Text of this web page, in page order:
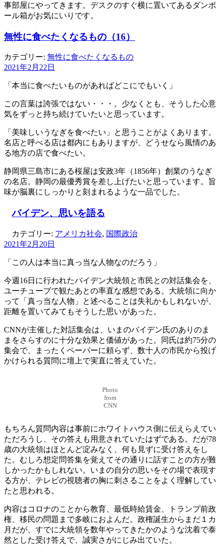
事部屋にやってきます。デスクのすぐ横に置いてあるダンボ
ール箱がお気にいりです。
無性に食べたくなるもの（16）
カテゴリー: 無性に食べたくなるもの
2021年2月22日
「本当に食べたいものがあればどこにでもいく」
この言葉は誇張ではない・・・。少なくとも、そうした心意
気をずっと持ち続けていたいと思っています。
「美味しいうなぎを食べたい」と思うことがよくあります。
名店と呼べる店は都内にもありますが、どうせなら風情のあ
る地方の店で食べたい。
静岡県三島市にある桜屋は安政3年（1856年）創業のうなぎ
の名店。静岡の最優秀賞を差し上げたいと思っています。旨
味が脳裏にしっかりと刻まれるような一品でした。
バイデン、思いを語る
カテゴリー: アメリカ社会, 国際政治
2021年2月20日
「この人は本当に真っ当な人物なのだろう」
今週16日に行われたバイデン大統領と市民との対話集会を、
ユーチューブで観たあとの率直な感想である。大統領に向か
って「真っ当な人物」と述べることは失礼かもしれないが、
距離を置いてみてもそうした思いがあった。
CNNが主催した対話集会は、いまのバイデン氏のありのま
まをさらすのに十分な効果と価値があった。同氏は約75分の
集会で、まったくペーパーに頼らず、数十人の市民から投げ
かけられる質問に壇上で実直に答えていた。
Photo
from
CNN
もちろん質問内容は事前にホワイトハウス側に伝えらえてい
ただろうし、その答えも用意されていたはずである。だが78
歳の大統領はほとんど淀みなく、何も見ずに受け答えをし
た。むしろ想定問答集を覚えてその通りに話すことの方が難
しかったかもしれない。いまの自分の思いをその場で表現す
る方が、テレビの視聴者の胸に刺さることをよく理解してい
たと思われる。
内容はコロナのことから教育、最低時給賃金、トランプ前政
権、移民の問題まで多岐におよんだ。政権誕生からまだ１カ
月だが、すでに大統領を数年やってきたかのような沈着で泰
然とした受け答えで、誠実さがにじみ出ていた。